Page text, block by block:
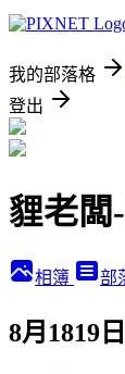
我的部落格
登出
貍老闆
相簿 部
8月1819